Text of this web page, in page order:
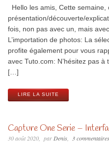
Hello les amis, Cette semaine,
présentation/découverte/
fois, non pas avec un, mais
L’importation de photos: La
profite également pour vous
avec Tuto.com: N’hésitez pas
[…]
LIRE LA SUITE
Capture One Serie –
30 août 2020 parDenis 3 commentaires